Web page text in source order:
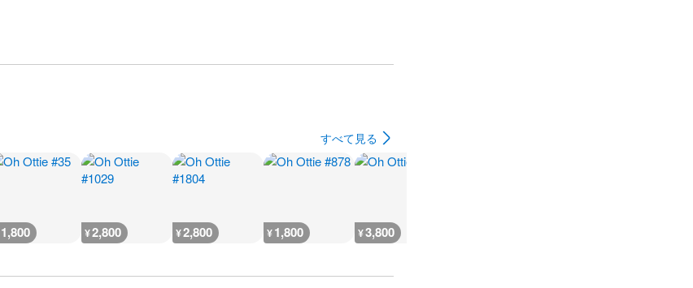
すべて見る
1,800 ¥2,800 ¥2,800 ¥1,800 ¥3,800